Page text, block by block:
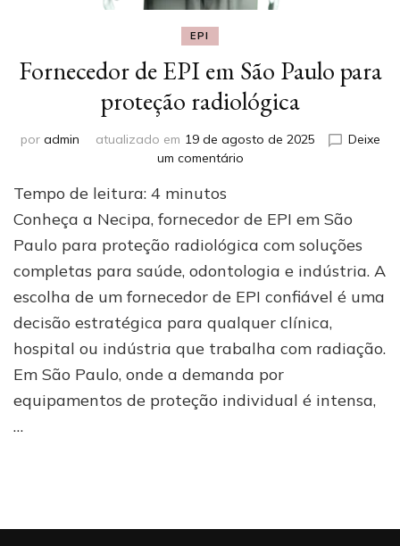
EPI
Fornecedor de EPI em São Paulo para
proteção radiológica
por admin atualizado em 19 de agosto de 2025
Deixe
um comentárioem
EPI
São
Paulo
para
proteção
radiológica
Tempo de leitura: 4 minutos
Conheça a Necipa, fornecedor de EPI em São
Paulo para proteção radiológica com soluções
completas para saúde, odontologia e indústria. A
escolha de um fornecedor de EPI confiável é uma
decisão estratégica para qualquer clínica,
hospital ou indústria que trabalha com radiação.
Em São Paulo, onde a demanda por
equipamentos de proteção individual é intensa,
…